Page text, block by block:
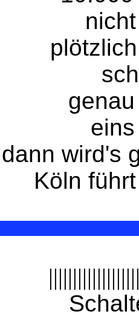
dann wird's
Köln